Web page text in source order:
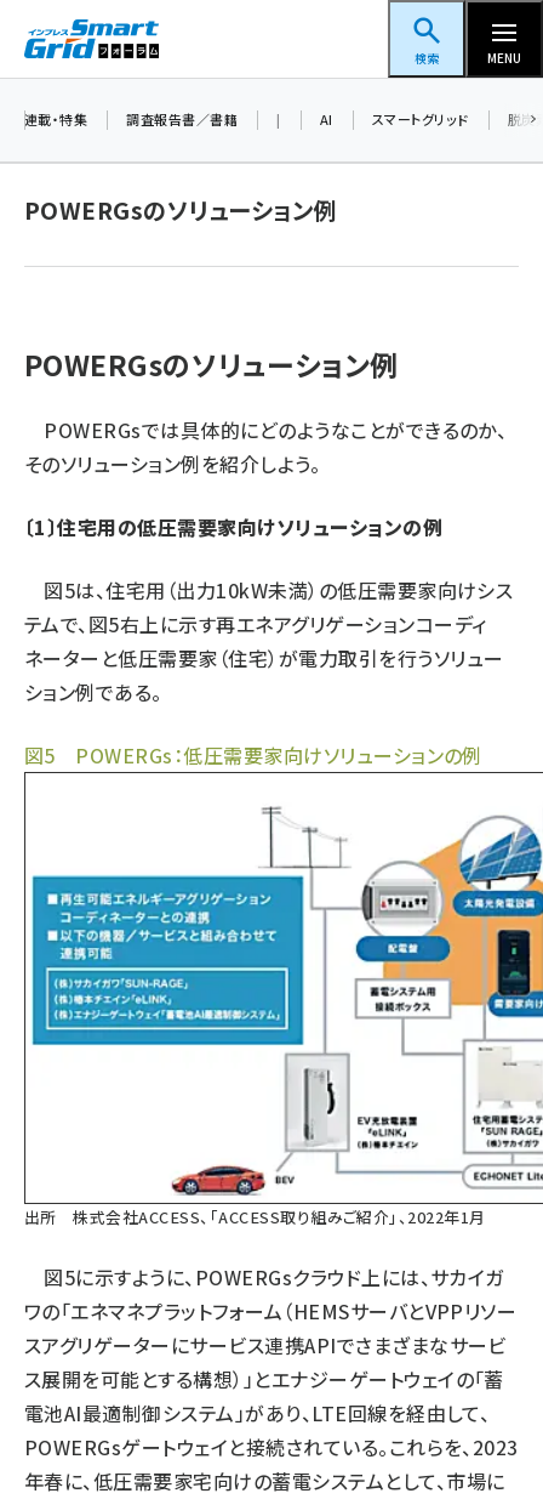
ン
スマートグリッドフォーラム
検索 MENU
蓄電池 (382)
ペロブスカイト (327)
ngn (265)
aitras (177)
タンデム (141)
連載・特集 調査報告書／書籍 | AI スマートグリッド 脱炭
POWERGsのソリューション例
POWERGsのソリューション例
POWERGsでは具体的にどのようなことができるのか、
そのソリューション例を紹介しよう。
〔1〕住宅用の低圧需要家向けソリューションの例
図5は、住宅用（出力10kW未満）の低圧需要家向けシス
テムで、図5右上に示す再エネアグリゲーションコーディ
ネーターと低圧需要家（住宅）が電力取引を行うソリュー
ション例である。
図5 POWERGs：低圧需要家向けソリューションの例
出所 株式会社ACCESS、「ACCESS取り組みご紹介」、2022年1月
図5に示すように、POWERGsクラウド上には、サカイガ
ワの「エネマネプラットフォーム（HEMSサーバとVPPリソー
スアグリゲーターにサービス連携APIでさまざまなサービ
ス展開を可能とする構想）」とエナジーゲートウェイの「蓄
電池AI最適制御システム」があり、LTE回線を経由して、
POWERGsゲートウェイと接続されている。これらを、2023
年春に、低圧需要家宅向けの蓄電システムとして、市場に